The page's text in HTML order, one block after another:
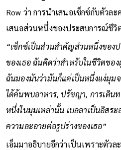
Row ว่า การนำเสนอเซ็กซ์กับตัวละ
เสนอส่วนหนึ่งของประสบการณ์ชี
“เซ็กซ์เป็นส่วนสำคัญส่วนหนึ่งของ
ของเธอ ฉันคิดว่าสำหรับในชีวิตขอ
ฉันมองมันว่ามันก็แค่เป็นหนึ่งแง่มุม
ได้ค้นพบอาหาร, ปรัชญา, การเดิน
หนึ่งในมุมเหล่านั้น เบลลาเป็นอิสร
ความละอายต่อรูปร่างของเธอ”
เอ็มมาอธิบายอีกว่าเป็นเพราะตัวล